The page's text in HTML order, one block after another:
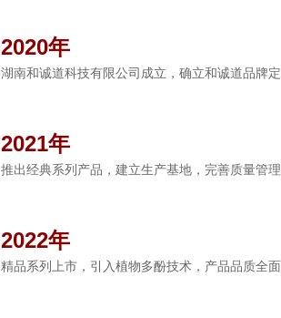
2020年
湖南和诚道科技有限公司成立，确立和诚道品牌
2021年
推出经典系列产品，建立生产基地，完善质量管
2022年
精品系列上市，引入植物多酚技术，产品品质全